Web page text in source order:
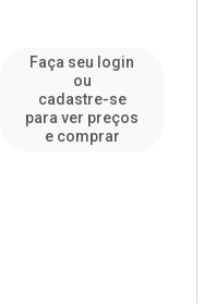
Faça seu login
ou
cadastre-se
para ver preços
e comprar